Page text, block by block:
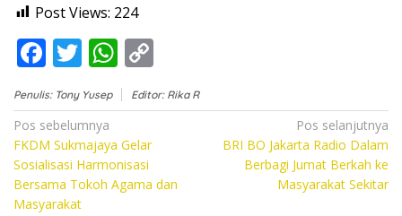
Post Views: 224
F
ac
e
b
o
o
T
w
itt
er
W
h
at
s
A
p
o
p
n
Penulis: Tony Yusep Editor: Rika R
Navigasi
pos
Pos sebelumnya
FKDM Sukmajaya Gelar
Sosialisasi Harmonisasi
Bersama Tokoh Agama dan
Masyarakat
Pos selanjutnya
BRI BO Jakarta Radio Dalam
Berbagi Jumat Berkah ke
Masyarakat Sekitar